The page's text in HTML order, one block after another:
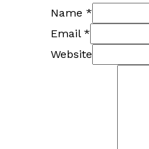
Name *
Email *
Website